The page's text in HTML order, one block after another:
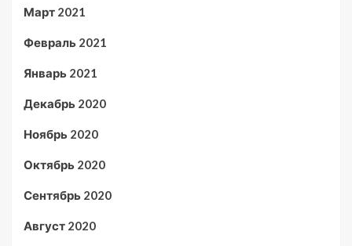
Март 2021
Февраль 2021
Январь 2021
Декабрь 2020
Ноябрь 2020
Октябрь 2020
Сентябрь 2020
Август 2020